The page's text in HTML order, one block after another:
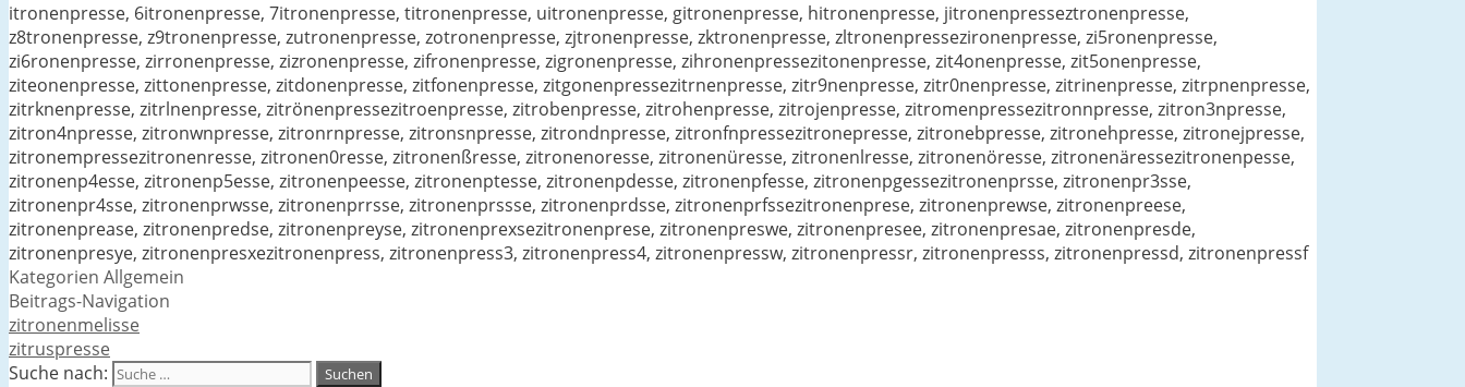
itronenpresse, 6itronenpresse, 7itronenpresse, titronenpresse, uitronenpresse, gitronenpresse, hitronenpresse, jitronenpresseztronenpresse,
z8tronenpresse, z9tronenpresse, zutronenpresse, zotronenpresse, zjtronenpresse, zktronenpresse, zltronenpressezironenpresse, zi5ronenpresse,
zi6ronenpresse, zirronenpresse, zizronenpresse, zifronenpresse, zigronenpresse, zihronenpressezitonenpresse, zit4onenpresse, zit5onenpresse,
ziteonenpresse, zittonenpresse, zitdonenpresse, zitfonenpresse, zitgonenpressezitrnenpresse, zitr9nenpresse, zitr0nenpresse, zitrinenpresse, zitrpnenpresse,
zitrknenpresse, zitrlnenpresse, zitrönenpressezitroenpresse, zitrobenpresse, zitrohenpresse, zitrojenpresse, zitromenpressezitronnpresse, zitron3npresse,
zitron4npresse, zitronwnpresse, zitronrnpresse, zitronsnpresse, zitrondnpresse, zitronfnpressezitronepresse, zitronebpresse, zitronehpresse, zitronejpresse,
zitronempressezitronenresse, zitronen0resse, zitronenßresse, zitronenoresse, zitronenüresse, zitronenlresse, zitronenöresse, zitronenäressezitronenpesse,
zitronenp4esse, zitronenp5esse, zitronenpeesse, zitronenptesse, zitronenpdesse, zitronenpfesse, zitronenpgessezitronenprsse, zitronenpr3sse,
zitronenpr4sse, zitronenprwsse, zitronenprrsse, zitronenprssse, zitronenprdsse, zitronenprfssezitronenprese, zitronenprewse, zitronenpreese,
zitronenprease, zitronenpredse, zitronenpreyse, zitronenprexsezitronenprese, zitronenpreswe, zitronenpresee, zitronenpresae, zitronenpresde,
zitronenpresye, zitronenpresxezitronenpress, zitronenpress3, zitronenpress4, zitronenpressw, zitronenpressr, zitronenpresss, zitronenpressd, zitronenpressf
Kategorien Allgemein
Beitrags-Navigation
zitronenmelisse
zitruspresse
Suche nach: